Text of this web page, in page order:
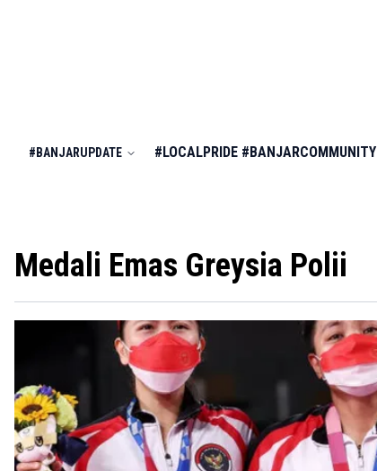
#BANJARUPDATE #LOCALPRIDE #BANJARCOMMUNITY
Medali Emas Greysia Polii